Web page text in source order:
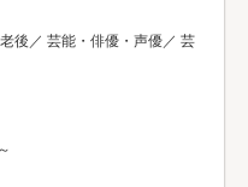
後／ 芸能・俳優・声優／ 芸